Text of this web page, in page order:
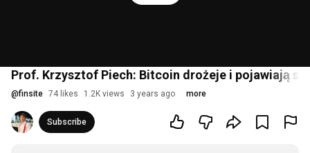
Prof. Krzysztof Piech: Bitcoin drożeje i pojawiają
@finsite 74 likes 1.2K views 3 years ago more
Subscribe